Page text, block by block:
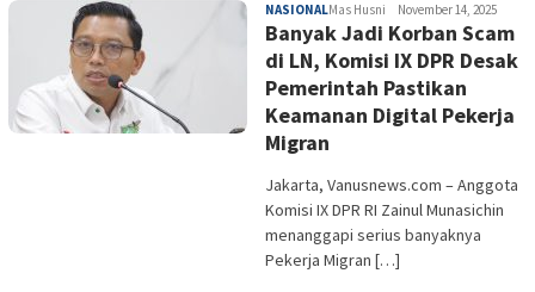
NASIONALMas Husni November 14, 2025
Banyak Jadi Korban Scam
di LN, Komisi IX DPR Desak
Pemerintah Pastikan
Keamanan Digital Pekerja
Migran
Jakarta, Vanusnews.com – Anggota
Komisi IX DPR RI Zainul Munasichin
menanggapi serius banyaknya
Pekerja Migran […]